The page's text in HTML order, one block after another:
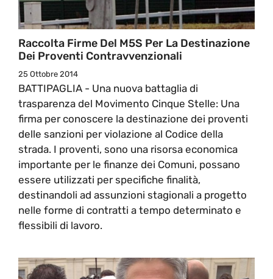
Raccolta Firme Del M5S Per La Destinazione
Dei Proventi Contravvenzionali
25 Ottobre 2014
BATTIPAGLIA - Una nuova battaglia di
trasparenza del Movimento Cinque Stelle: Una
firma per conoscere la destinazione dei proventi
delle sanzioni per violazione al Codice della
strada. I proventi, sono una risorsa economica
importante per le finanze dei Comuni, possano
essere utilizzati per specifiche finalità,
destinandoli ad assunzioni stagionali a progetto
nelle forme di contratti a tempo determinato e
flessibili di lavoro.